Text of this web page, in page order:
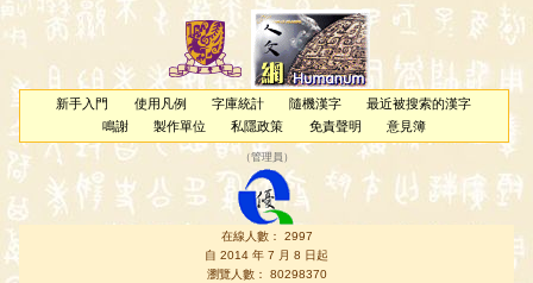
新手入門 使用凡例 字庫統計 隨機漢字
最近被搜索的漢字
鳴謝
製作單位 私隱政策 免責聲明 意見簿
（管理員 ）
在線人數： 2997
自 2014 年 7 月 8 日起
瀏覽人數： 80298370